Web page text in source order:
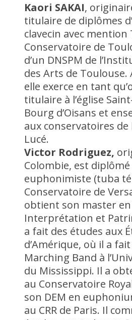
Kaori SAKAI,
titulaire de diplômes
clavecin avec mention
Conservatoire de
d’un DNSPM de
des Arts de
elle exerce en tant
titulaire à l’église
Bourg d’Oisans et
aux conservatoires
Lucé.
Victor Rodriguez,
Colombie, est
euphonimiste (tuba
Conservatoire de
obtient son master
Interprétation et
a fait des études aux
d’Amérique, où il a
Marching Band à
du Mississippi. Il a
au Conservatoire
son DEM en
au CRR de Paris. Il